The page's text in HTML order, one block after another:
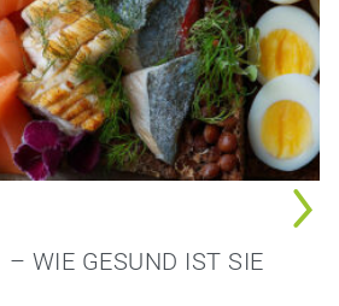
WIE GESUND IST SIE